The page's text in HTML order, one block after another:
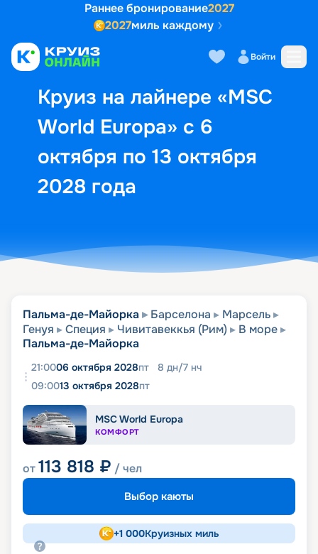
Раннее бронирование2027
2027миль каждому
Войти
Круиз на лайнере «MSC
World Europa» с 6
октября по 13 октября
2028 года
Выбор кают Маршрут и
Пальма-де-Майорка Барселона
Марсель
Генуя
Специя Чивитавеккья (Рим)
В море
Пальма-де-Майорка
21:0006 октября 2028пт 8 дн/7 нч
09:0013 октября 2028пт
MSC World Europa
КОМФОРТ
от113 818 ₽ / чел
Выбор каюты
+1 000Круизных миль